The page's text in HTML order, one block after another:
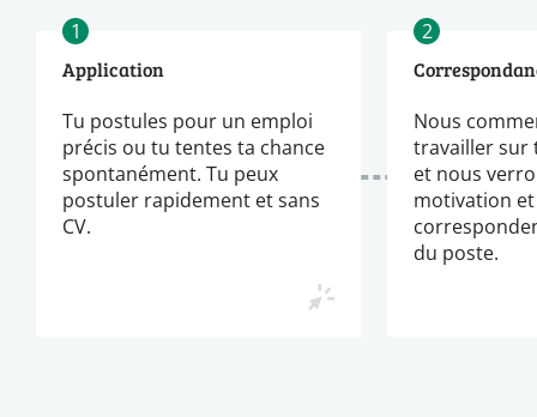
1
Application
Tu postules pour un emploi
précis ou tu tentes ta chance
spontanément. Tu peux
postuler rapidement et sans
CV.
2
Nous
travailler sur
et nous
motivation
du poste.